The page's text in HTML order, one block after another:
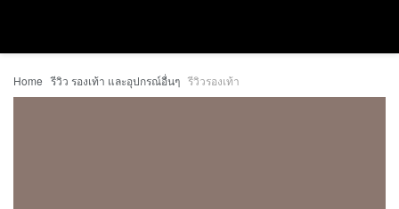
Home รีวิว รองเท้า และอุปกรณ์อื่นๆ รีวิวรองเท้า